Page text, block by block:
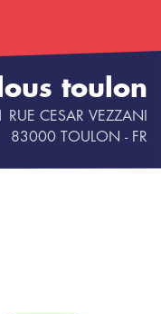
toulon
RUE CESAR VEZZANI
83000 TOULON - FR